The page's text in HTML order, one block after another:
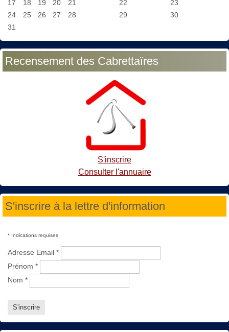
17
18 19 20 21 22
23
24
25 26 27 28 29
30
31
Recensement des Cabrettaïres
S'inscrire
Consulter l'annuaire
S'inscrire à la lettre d'information
* Indications requises
Adresse Email *
Prénom *
Nom *